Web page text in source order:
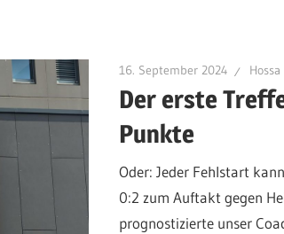
16. September 2024 Hossa
Der erste
Punkte
Oder: Jeder Fehlstart
0:2 zum Auftakt gegen
prognostizierte unser